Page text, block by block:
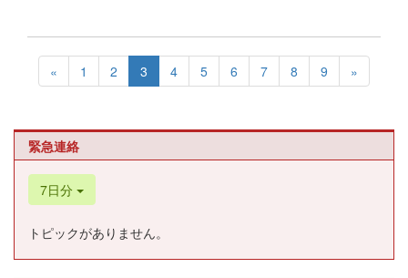
« 1 2 3 4 5 6 7 8 9 »
緊急連絡
7日分
トピックがありません。